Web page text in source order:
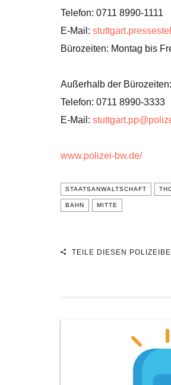
Telefon: 0711 8990-1111
E-Mail:
Bürozeiten: Montag bis
Außerhalb der Bürozeiten:
Telefon: 0711 8990-3333
E-Mail:
www.polizei-bw.de/
STAATSANWALTSCHAFT
BAHN MITTE
TEILE DIESEN